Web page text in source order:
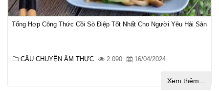
Tổng Hợp Công Thức Cồi Sò Điệp Tốt Nhất Cho Người Yêu Hải Sản
CÂU CHUYỆN ẨM THỰC 2.090 16/04/2024
Xem thêm...